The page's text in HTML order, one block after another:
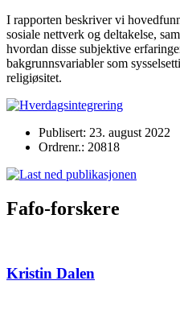
I rapporten beskriver vi
sosiale nettverk og deltakelse,
hvordan disse subjektive
bakgrunnsvariabler som
religiøsitet.
Publisert: 23. august 2022
Ordrenr.: 20818
Fafo-forskere
Kristin Dalen